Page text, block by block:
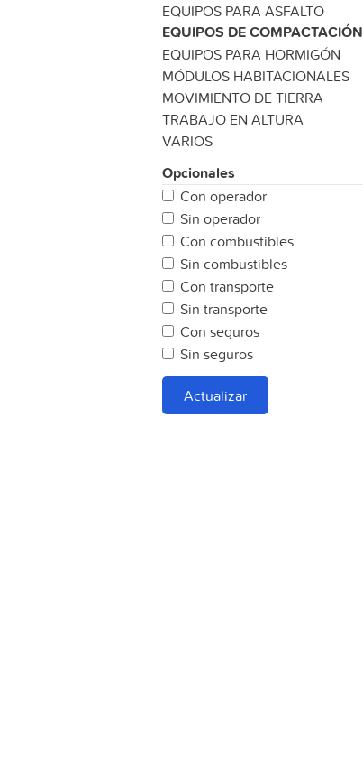
EQUIPOS PARA ASFALTO
EQUIPOS DE COMPACTACIÓN
EQUIPOS PARA HORMIGÓN
MÓDULOS HABITACIONALES
MOVIMIENTO DE TIERRA
TRABAJO EN ALTURA
VARIOS
Opcionales
Con operador
Sin operador
Con combustibles
Sin combustibles
Con transporte
Sin transporte
Con seguros
Sin seguros
Actualizar